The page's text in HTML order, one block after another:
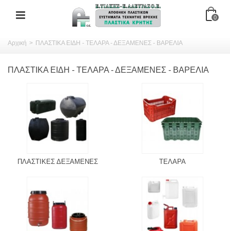
0
Αρχική > ΠΛΑΣΤΙΚΑ ΕΙΔΗ - ΤΕΛΑΡΑ - ΔΕΞΑΜΕΝΕΣ - ΒΑΡΕΛΙΑ
ΠΛΑΣΤΙΚΑ ΕΙΔΗ - ΤΕΛΑΡΑ - ΔΕΞΑΜΕΝΕΣ - ΒΑΡΕΛΙΑ
ΠΛΑΣΤΙΚΕΣ ΔΕΞΑΜΕΝΕΣ ΤΕΛΑΡΑ